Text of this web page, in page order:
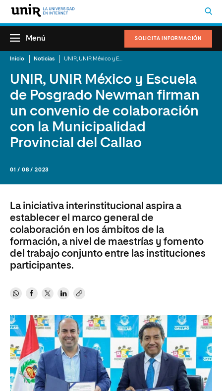
SOLICITA INFORMACIÓN
Menú
Inicio Noticias
UNIR, UNIR México y Escuela
de Posgrado Newman firman
un convenio de colaboración
con la Municipalidad
Provincial del Callao
01 / 08 / 2023
La iniciativa interinstitucional aspira a
establecer el marco general de
colaboración en los ámbitos de la
formación, a nivel de maestrías y fomento
del trabajo conjunto entre las instituciones
participantes.